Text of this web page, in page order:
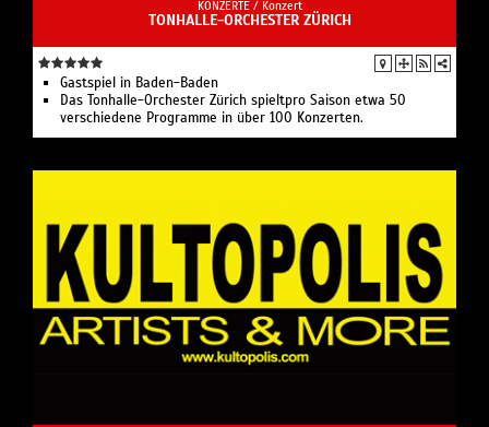
KONZERTE / Konzert
TONHALLE-ORCHESTER ZÜRICH
Gastspiel in Baden-Baden
Das Tonhalle-Orchester Zürich spieltpro Saison etwa 50
verschiedene Programme in über 100 Konzerten.